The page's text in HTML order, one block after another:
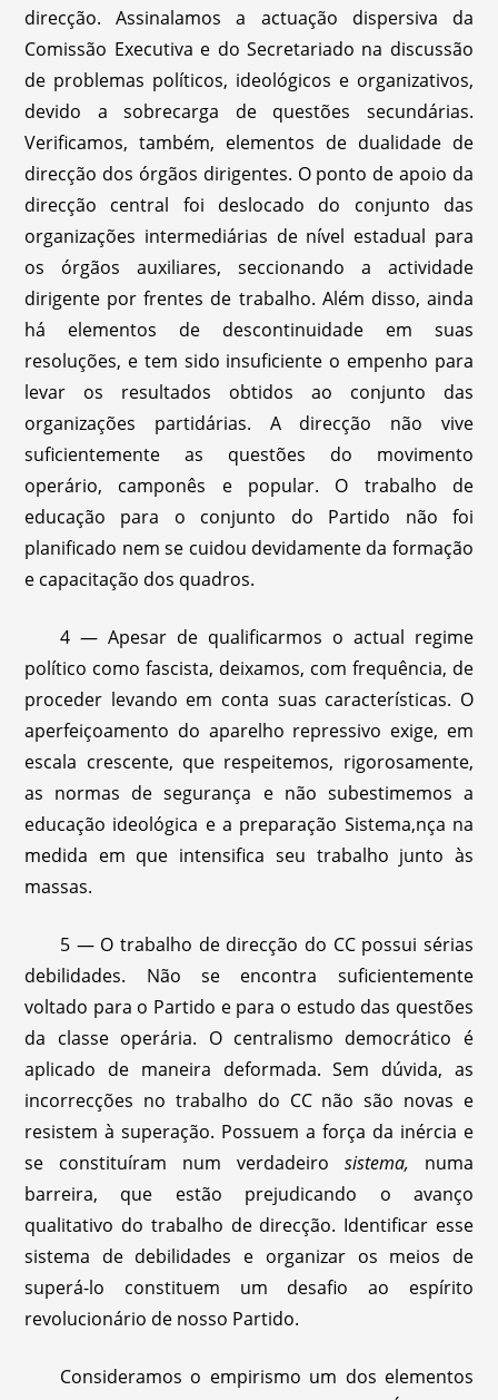
direcção. Assinalamos a actuação dispersiva da
Comissão Executiva e do Secretariado na discussão
de problemas políticos, ideológicos e organizativos,
devido a sobrecarga de questões secundárias.
Verificamos, também, elementos de dualidade de
direcção dos órgãos dirigentes. O ponto de apoio da
direcção central foi deslocado do conjunto das
organizações intermediárias de nível estadual para
os órgãos auxiliares, seccionando a actividade
dirigente por frentes de trabalho. Além disso, ainda
há elementos de descontinuidade em suas
resoluções, e tem sido insuficiente o empenho para
levar os resultados obtidos ao conjunto das
organizações partidárias. A direcção não vive
suficientemente as questões do movimento
operário, camponês e popular. O trabalho de
educação para o conjunto do Partido não foi
planificado nem se cuidou devidamente da formação
e capacitação dos quadros.
4 — Apesar de qualificarmos o actual regime
político como fascista, deixamos, com frequência, de
proceder levando em conta suas características. O
aperfeiçoamento do aparelho repressivo exige, em
escala crescente, que respeitemos, rigorosamente,
as normas de segurança e não subestimemos a
educação ideológica e a preparação Sistema,nça na
medida em que intensifica seu trabalho junto às
massas.
5 — O trabalho de direcção do CC possui sérias
debilidades. Não se encontra suficientemente
voltado para o Partido e para o estudo das questões
da classe operária. O centralismo democrático é
aplicado de maneira deformada. Sem dúvida, as
incorrecções no trabalho do CC não são novas e
resistem à superação. Possuem a força da inércia e
se constituíram num verdadeiro sistema, numa
barreira, que estão prejudicando o avanço
qualitativo do trabalho de direcção. Identificar esse
sistema de debilidades e organizar os meios de
superá-lo constituem um desafio ao espírito
revolucionário de nosso Partido.
Consideramos o empirismo um dos elementos